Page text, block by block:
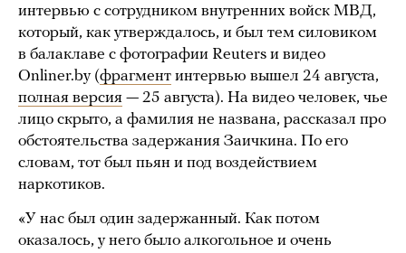
интервью с сотрудником внутренних войск МВД,
который, как утверждалось, и был тем силовиком
в балаклаве с фотографии Reuters и видео
Onliner.by (фрагмент интервью вышел 24 августа,
полная версия — 25 августа). На видео человек, чье
лицо скрыто, а фамилия не названа, рассказал про
обстоятельства задержания Заичкина. По его
словам, тот был пьян и под воздействием
наркотиков.
«У нас был один задержанный. Как потом
оказалось, у него было алкогольное и очень